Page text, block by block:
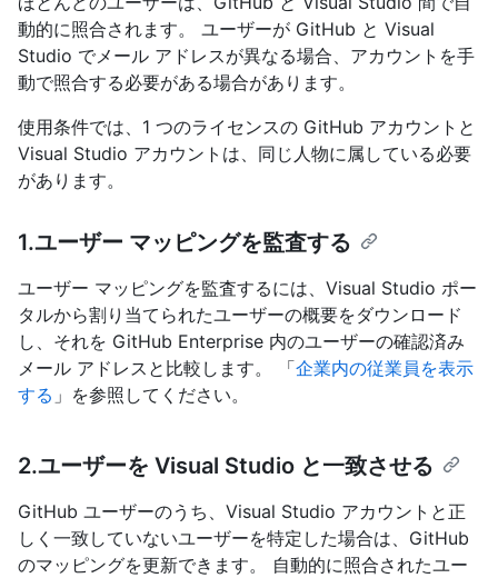
動的に照合されます。 ユーザーが GitHub と Visual
Studio でメール アドレスが異なる場合、アカウントを手
動で照合する必要がある場合があります。
使用条件では、1 つのライセンスの GitHub アカウントと
Visual Studio アカウントは、同じ人物に属している必要
があります。
1.ユーザー マッピングを監査する
ユーザー マッピングを監査するには、Visual Studio ポー
タルから割り当てられたユーザーの概要をダウンロード
し、それを GitHub Enterprise 内のユーザーの確認済み
メール アドレスと比較します。 「企業内の従業員を表示
する 」を参照してください。
2.ユーザーを Visual Studio と一致させる
GitHub ユーザーのうち、Visual Studio アカウントと正
しく一致していないユーザーを特定した場合は、GitHub
のマッピングを更新できます。 自動的に照合されたユー